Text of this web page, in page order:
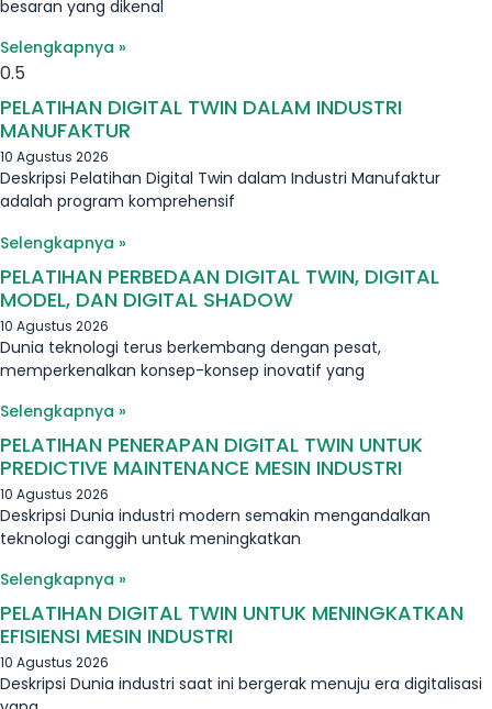
besaran yang dikenal
Selengkapnya »
PELATIHAN DIGITAL TWIN DALAM INDUSTRI
MANUFAKTUR
10 Agustus 2026
Deskripsi Pelatihan Digital Twin dalam Industri Manufaktur
adalah program komprehensif
Selengkapnya »
PELATIHAN PERBEDAAN DIGITAL TWIN, DIGITAL
MODEL, DAN DIGITAL SHADOW
10 Agustus 2026
Dunia teknologi terus berkembang dengan pesat,
memperkenalkan konsep-konsep inovatif yang
Selengkapnya »
PELATIHAN PENERAPAN DIGITAL TWIN UNTUK
PREDICTIVE MAINTENANCE MESIN INDUSTRI
10 Agustus 2026
Deskripsi Dunia industri modern semakin mengandalkan
teknologi canggih untuk meningkatkan
Selengkapnya »
PELATIHAN DIGITAL TWIN UNTUK MENINGKATKAN
EFISIENSI MESIN INDUSTRI
10 Agustus 2026
Deskripsi Dunia industri saat ini bergerak menuju era digitalisasi